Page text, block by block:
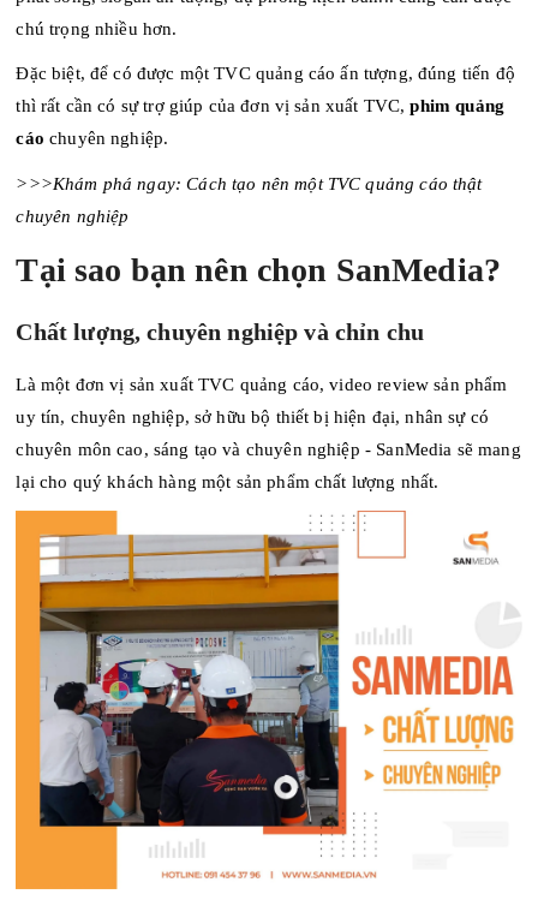
chú trọng nhiều hơn.
Đặc biệt, để có được một TVC quảng cáo ấn tượng, đúng tiến độ
thì rất cần có sự trợ giúp của đơn vị sản xuất TVC,phim quảng
cáo chuyên nghiệp.
>>>Khám phá ngay:Cách tạo nên một TVC quảng cáo thật
chuyên nghiệp
Tại sao bạn nên chọn SanMedia?
Chất lượng, chuyên nghiệp và chỉn chu
Là một đơn vị sản xuất TVC quảng cáo, video review sản phẩm
uy tín, chuyên nghiệp, sở hữu bộ thiết bị hiện đại, nhân sự có
chuyên môn cao, sáng tạo và chuyên nghiệp - SanMedia sẽ mang
lại cho quý khách hàng một sản phẩm chất lượng nhất.